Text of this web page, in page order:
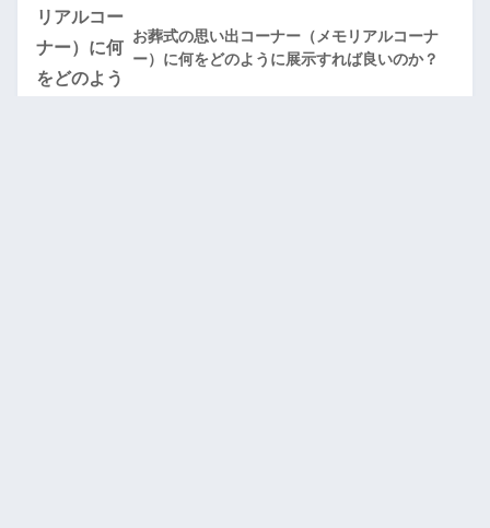
お葬式の思い出コーナー（メモリアルコーナ
ー）に何をどのように展示すれば良いのか？